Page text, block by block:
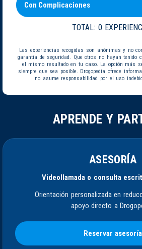
Con Complicaciones
TOTAL: 0
Las experiencias recogidas son anónimas y no
garantía de seguridad. Que otros no hayan tenido
el mismo resultado en tu caso. La opción más
siempre que sea posible. Drogopedia ofrece
no asume responsabilidad por el uso
APRENDE Y
ASESORÍA
Videollamada o consulta
Orientación personalizada en
apoyo directo a
Reservar asesoría